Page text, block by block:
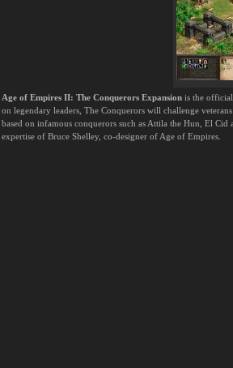
Age of Empires II: The Conquerors Expansion is the
on legendary leaders, The Conquerors will challenge
based on infamous conquerors such as Attila the Hun, El Cid
expertise of Bruce Shelley, co-designer of Age of Empires.